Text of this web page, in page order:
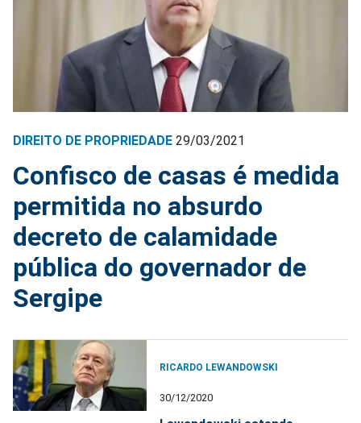
DIREITO DE PROPRIEDADE 29/03/2021
Confisco de casas é medida
permitida no absurdo
decreto de calamidade
pública do governador de
Sergipe
RICARDO LEWANDOWSKI
30/12/2020